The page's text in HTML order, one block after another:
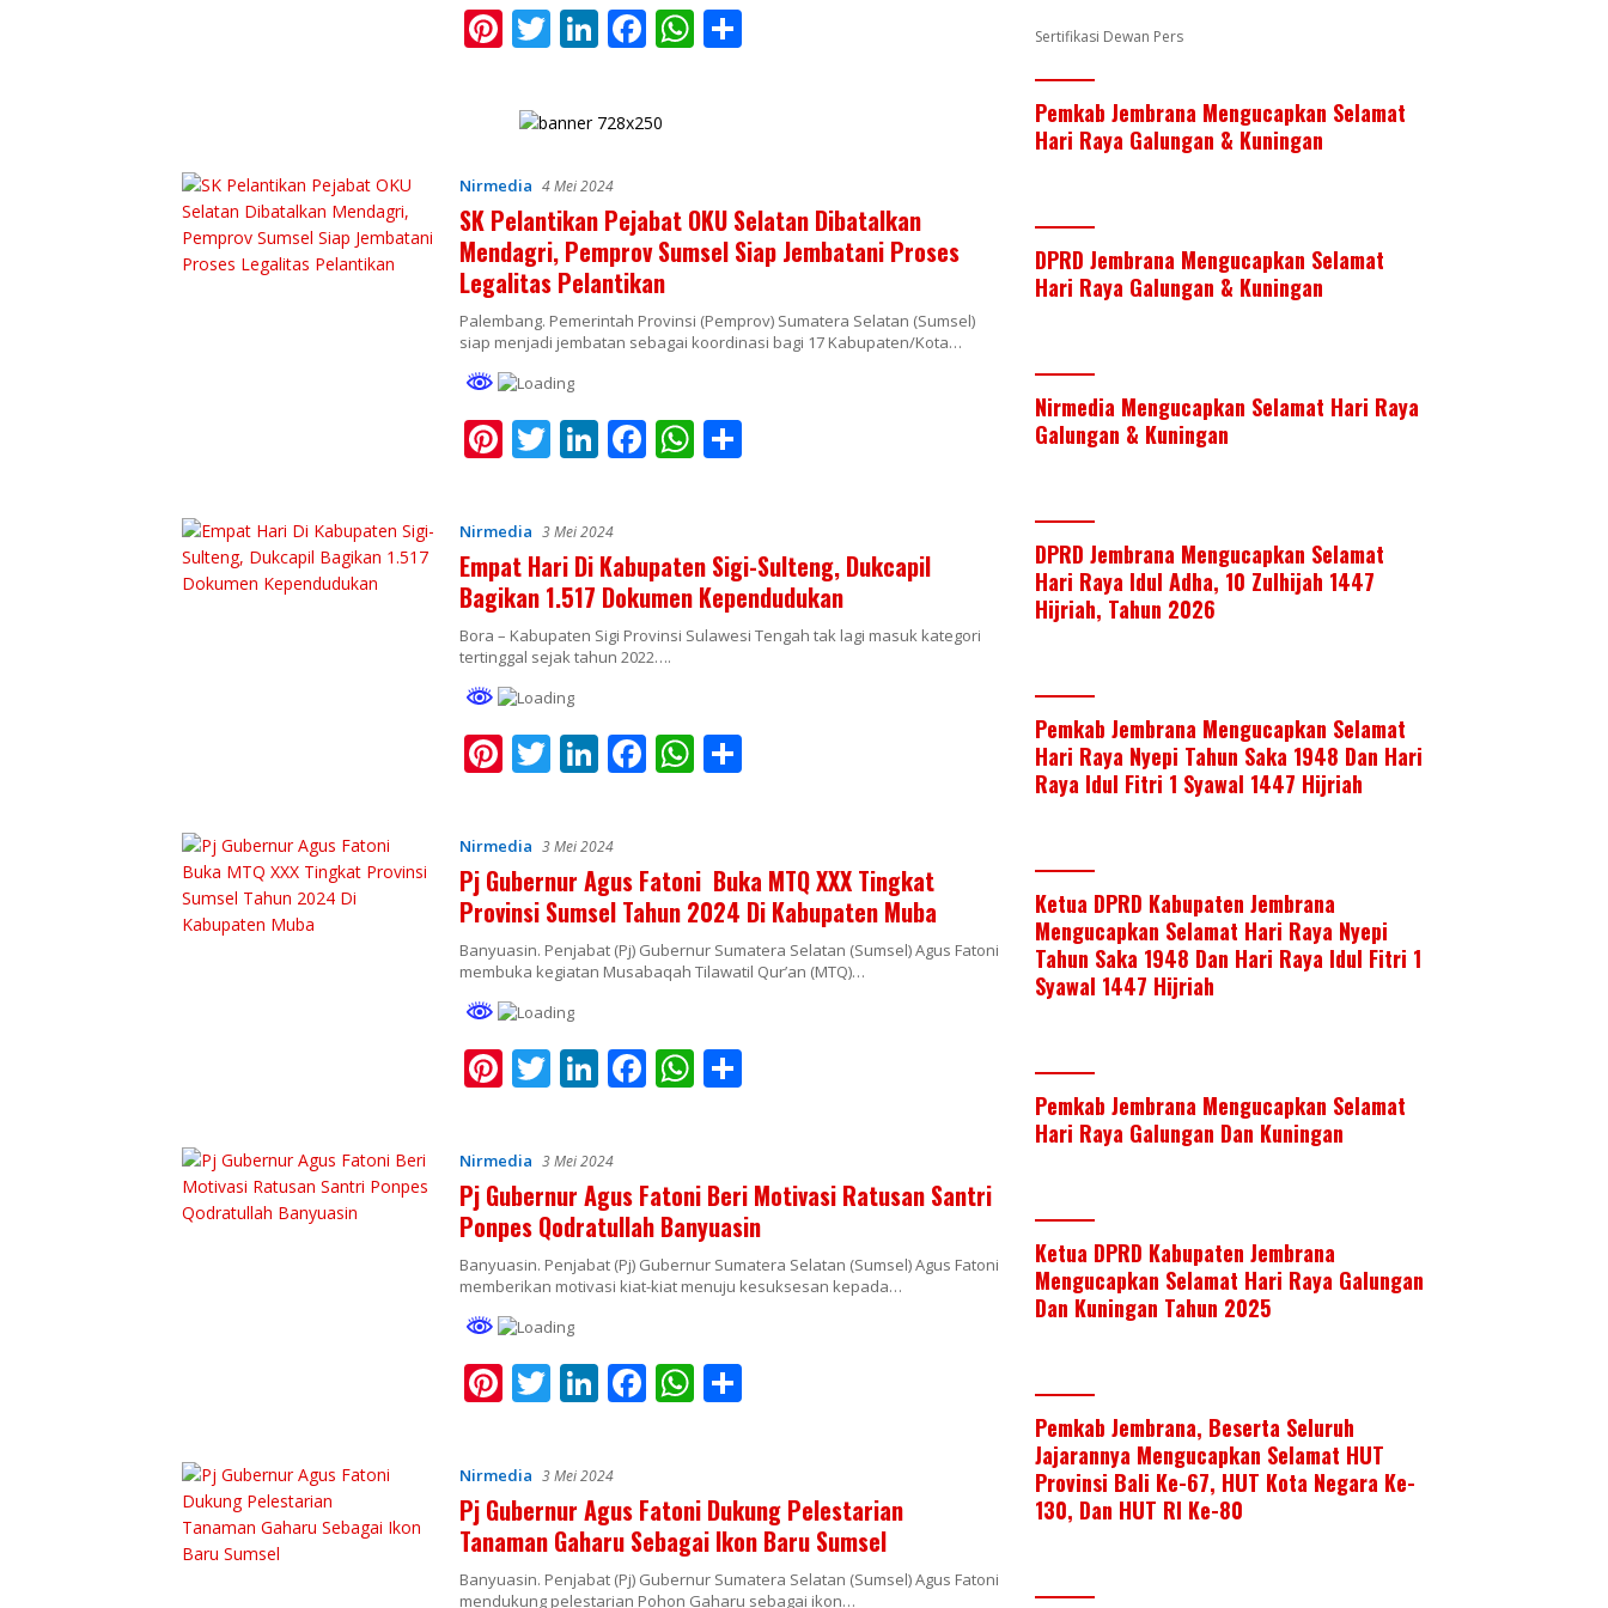
Pi
er
e
st
T
er
Li
k
e
dI
n
F
e
b
o
k
W
p
p
S
Nirmedia 4 Mei 2024
SK Pelantikan Pejabat OKU Selatan Dibatalkan
Mendagri, Pemprov Sumsel Siap Jembatani Proses
Legalitas Pelantikan
Palembang. Pemerintah Provinsi (Pemprov) Sumatera Selatan (Sumsel)
siap menjadi jembatan sebagai koordinasi bagi 17 Kabupaten/Kota…
Pi
er
e
st
T
itt
er
Li
k
e
dI
n
F
b
o
o
k
W
s
A
p
S
e
Nirmedia 3 Mei 2024
Empat Hari Di Kabupaten Sigi-Sulteng, Dukcapil
Bagikan 1.517 Dokumen Kependudukan
Bora – Kabupaten Sigi Provinsi Sulawesi Tengah tak lagi masuk kategori
tertinggal sejak tahun 2022….
Pi
er
e
st
T
itt
er
Li
k
e
dI
n
F
b
o
o
k
W
s
A
p
p
S
e
Nirmedia 3 Mei 2024
Pj Gubernur Agus Fatoni Buka MTQ XXX Tingkat
Provinsi Sumsel Tahun 2024 Di Kabupaten Muba
Banyuasin. Penjabat (Pj) Gubernur Sumatera Selatan (Sumsel) Agus Fatoni
membuka kegiatan Musabaqah Tilawatil Qur’an (MTQ)…
Pi
er
e
st
T
itt
er
Li
k
e
dI
n
F
b
o
o
k
W
s
A
p
p
S
e
Nirmedia 3 Mei 2024
Pj Gubernur Agus Fatoni Beri Motivasi Ratusan Santri
Ponpes Qodratullah Banyuasin
Banyuasin. Penjabat (Pj) Gubernur Sumatera Selatan (Sumsel) Agus Fatoni
memberikan motivasi kiat-kiat menuju kesuksesan kepada…
Pi
er
e
st
T
itt
er
Li
k
e
dI
n
F
b
o
o
W
s
A
p
S
e
Nirmedia 3 Mei 2024
Pj Gubernur Agus Fatoni Dukung Pelestarian
Tanaman Gaharu Sebagai Ikon Baru Sumsel
Banyuasin. Penjabat (Pj) Gubernur Sumatera Selatan (Sumsel) Agus Fatoni
mendukung pelestarian Pohon Gaharu sebagai ikon…
Sertifikasi Dewan Pers
Pemkab Jembrana Mengucapkan Selamat
Hari Raya Galungan & Kuningan
DPRD Jembrana Mengucapkan Selamat
Hari Raya Galungan & Kuningan
Nirmedia Mengucapkan Selamat Hari Raya
Galungan & Kuningan
DPRD Jembrana Mengucapkan Selamat
Hari Raya Idul Adha, 10 Zulhijah 1447
Hijriah, Tahun 2026
Pemkab Jembrana Mengucapkan Selamat
Hari Raya Nyepi Tahun Saka 1948 Dan Hari
Raya Idul Fitri 1 Syawal 1447 Hijriah
Ketua DPRD Kabupaten Jembrana
Mengucapkan Selamat Hari Raya Nyepi
Tahun Saka 1948 Dan Hari Raya Idul Fitri 1
Syawal 1447 Hijriah
Pemkab Jembrana Mengucapkan Selamat
Hari Raya Galungan Dan Kuningan
Ketua DPRD Kabupaten Jembrana
Mengucapkan Selamat Hari Raya Galungan
Dan Kuningan Tahun 2025
Pemkab Jembrana, Beserta Seluruh
Jajarannya Mengucapkan Selamat HUT
Provinsi Bali Ke-67, HUT Kota Negara Ke-
130, Dan HUT RI Ke-80